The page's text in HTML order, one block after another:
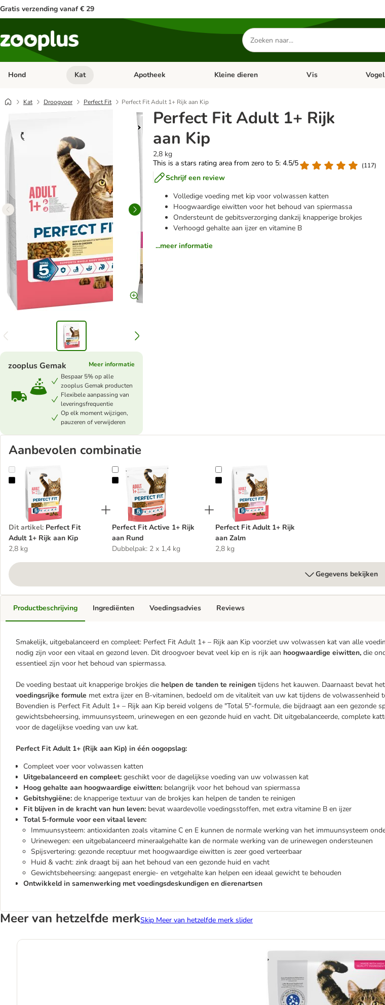
Gratis verzending vanaf € 29
Zoeken
naar
producten
Hond Open categorie menu: Hond
Kat Open categorie menu: Kat
Apotheek Open categorie menu: Apotheek
Kleine dieren Open categorie menu:
Vis Open
Vogel
Kat Droogvoer Perfect Fit Perfect Fit Adult 1+ Rijk aan Kip
Perfect Fit Adult 1+ Rijk
aan Kip
2,8 kg
This is a stars rating area from zero to 5: 4.5/5
(117)
Schrijf een review
Volledige voeding met kip voor volwassen katten
Hoogwaardige eiwitten voor het behoud van spiermassa
Ondersteunt de gebitsverzorging dankzij knapperige brokjes
Verhoogd gehalte aan ijzer en vitamine B
...meer informatie
zooplus Gemak
Meer informatie
Bespaar 5% op alle
zooplus Gemak producten
Flexibele aanpassing van
leveringsfrequentie
Op elk moment wijzigen,
pauzeren of verwijderen
Aanbevolen combinatie
Perfect Fit Adult 1+ Rijk aan Kip
Dit artikel: Perfect Fit
Adult 1+ Rijk aan Kip
2,8 kg
Perfect Fit Active 1+ Rijk aan Rund
Perfect Fit Active 1+ Rijk
aan Rund
Dubbelpak: 2 x 1,4 kg
Perfect Fit Adult 1+ Rijk aan Zalm
Perfect Fit Adult 1+ Rijk
aan Zalm
2,8 kg
Gegevens bekijken
Productbeschrijving
Smakelijk, uitgebalanceerd en compleet: Perfect Fit Adult 1+ – Rijk aan Kip voorziet uw volwassen kat van alle
nodig zijn voor een vitaal en gezond leven. Dit droogvoer bevat veel kip en is rijk aan hoogwaardige eiwitten, die
essentieel zijn voor het behoud van spiermassa.
De voeding bestaat uit knapperige brokjes die helpen de tanden te reinigen tijdens het kauwen. Daarnaast bevat
voedingsrijke formule met extra ijzer en B-vitaminen, bedoeld om de vitaliteit van uw kat tijdens de volwassenheid
Bovendien is Perfect Fit Adult 1+ – Rijk aan Kip bereid volgens de "Total 5"-formule, die bijdraagt ​​aan een gezonde
gewichtsbeheersing, immuunsysteem, urinewegen en een gezonde huid en vacht. Dit uitgebalanceerde, complete
voor de dagelijkse voeding van uw kat.
Perfect Fit Adult 1+ (Rijk aan Kip) in één oogopslag:
Compleet voer voor volwassen katten
Uitgebalanceerd en compleet: geschikt voor de dagelijkse voeding van uw volwassen kat
Hoog gehalte aan hoogwaardige eiwitten: belangrijk voor het behoud van spiermassa
Gebitshygiëne: de knapperige textuur van de brokjes kan helpen de tanden te reinigen
Fit blijven in de kracht van hun leven: bevat waardevolle voedingsstoffen, met extra vitamine B en ijzer
Total 5-formule voor een vitaal leven:
Immuunsysteem: antioxidanten zoals vitamine C en E kunnen de normale werking van het immuunsysteem
Urinewegen: een uitgebalanceerd mineraalgehalte kan de normale werking van de urinewegen ondersteunen
Spijsvertering: gezonde receptuur met hoogwaardige eiwitten is zeer goed verteerbaar
Huid & vacht: zink draagt ​​bij aan het behoud van een gezonde huid en vacht
Gewichtsbeheersing: aangepast energie- en vetgehalte kan helpen een ideaal gewicht te behouden
Ontwikkeld in samenwerking met voedingsdeskundigen en dierenartsen
Ingrediënten Voedingsadvies Reviews
Meer van hetzelfde merkSkip Meer van hetzelfde merk slider